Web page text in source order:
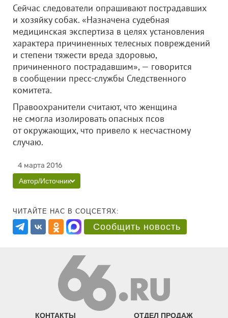
Сейчас следователи опрашивают пострадавших
и хозяйку собак. «Назначена судебная
медицинская экспертиза в целях установления
характера причиненных телесных повреждений
и степени тяжести вреда здоровью,
причиненного пострадавшим», — говорится
в сообщении пресс-службы Следственного
комитета.
Правоохранители считают, что женщина
не смогла изолировать опасных псов
от окружающих, что привело к несчастному
случаю.
4 марта 2016
Автор/Источник
ЧИТАЙТЕ НАС В СОЦСЕТЯХ:
Сообщить новость
КОНТАКТЫ ОТДЕЛ ПРОДАЖ